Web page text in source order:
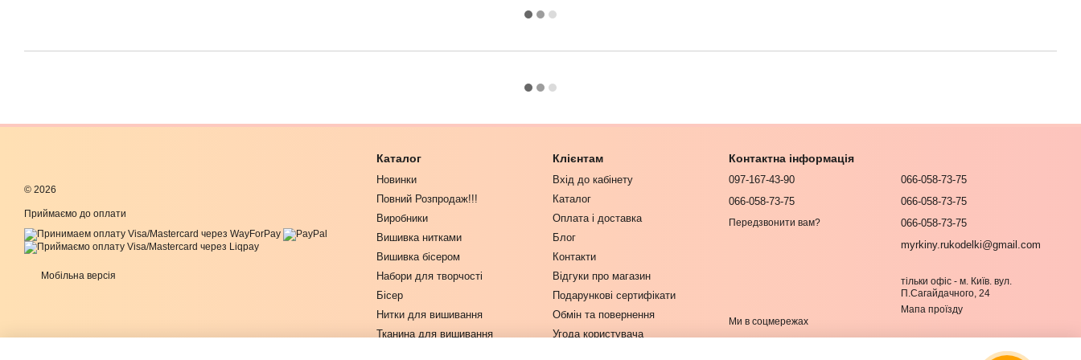
© 2026
Приймаємо до оплати
Мобільна версія
Каталог
Новинки
Повний Розпродаж!!!
Виробники
Вишивка нитками
Вишивка бісером
Набори для творчості
Бісер
Нитки для вишивання
Тканина для вишивання
Клієнтам
Вхід до кабінету
Каталог
Оплата і доставка
Блог
Контакти
Відгуки про магазин
Подарункові сертифікати
Обмін та повернення
Угода користувача
Контактна інформація
097-167-43-90
066-058-73-75
Передзвонити вам?
066-058-73-75
066-058-73-75
066-058-73-75
myrkiny.rukodelki@gmail.com
тільки офіс - м. Київ. вул.
П.Сагайдачного, 24
Мапа проїзду
Ми в соцмережах